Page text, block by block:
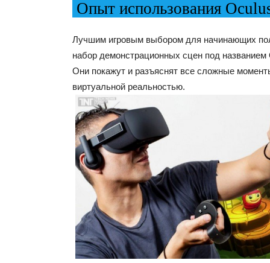
Опыт использования
Лучшим игровым выбором для начинающих
набор демонстрационных сцен под
Они покажут и разъяснят все сложные
виртуальной реальностью.